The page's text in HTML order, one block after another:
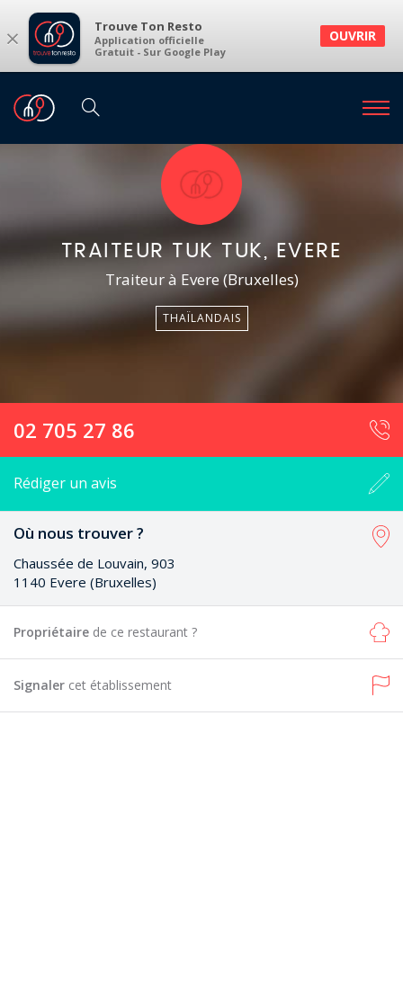
× Trouve Ton Resto
Application officielle
Gratuit - Sur Google Play
OUVRIR
TRAITEUR TUK TUK, EVERE
Traiteur à Evere (Bruxelles)
THAÏLANDAIS
02 705 27 86
Rédiger un avis
Où nous trouver ?
Chaussée de Louvain, 903
1140 Evere (Bruxelles)
Propriétaire de ce restaurant ?
Signaler cet établissement